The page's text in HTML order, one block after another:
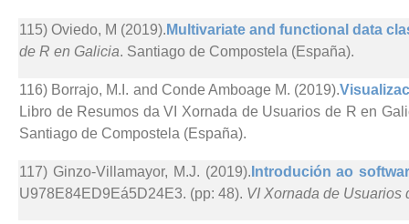
115) Oviedo, M (2019). Multivariate and functional data
de R en Galicia. Santiago de Compostela (España).
116) Borrajo, M.I. and Conde Amboage M. (2019).
Libro de Resumos da VI Xornada de Usuarios de R en
Santiago de Compostela (España).
117) Ginzo-Villamayor, M.J. (2019). Introdución ao
U978E84ED9Eá5D24E3. (pp: 48). VI Xornada de Usuarios